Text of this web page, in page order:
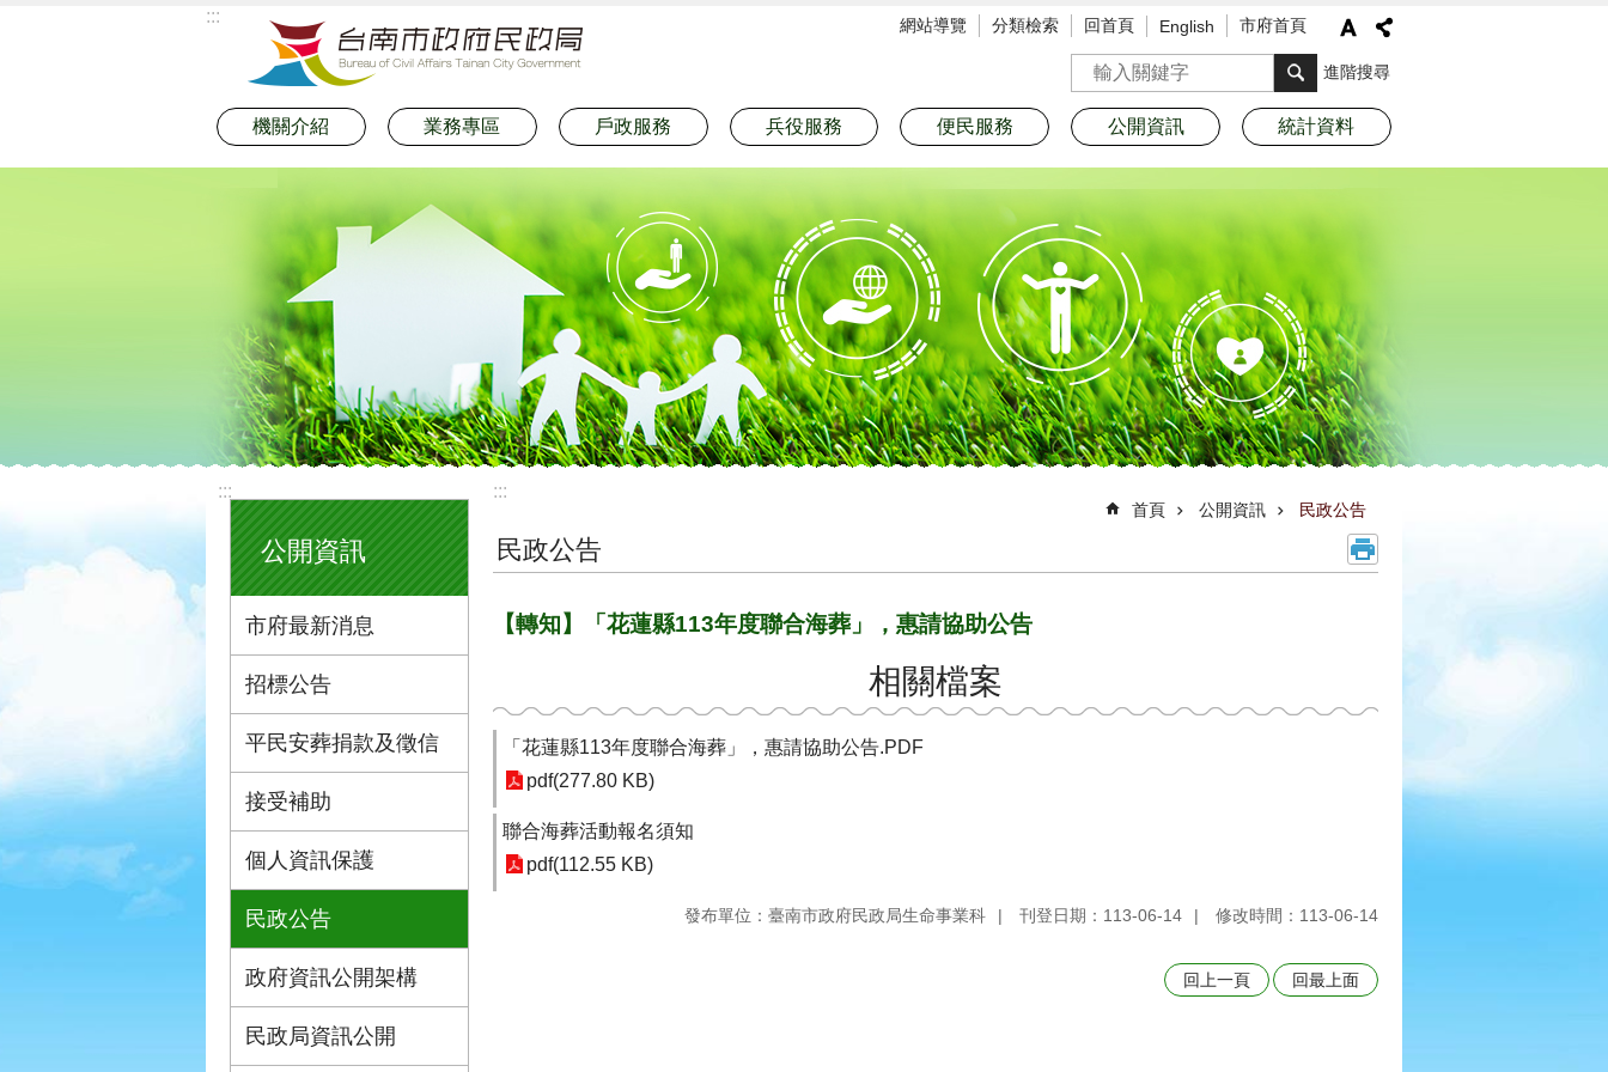
::: 網站導覽 分類檢索 回首頁 English 市府首頁
搜尋 進階搜尋
機關介紹 業務專區 戶政服務 兵役服務 便民服務 公開資訊 統計資料
:::
公開資訊
市府最新消息
招標公告
平民安葬捐款及徵信
接受補助
個人資訊保護
民政公告
政府資訊公開架構
民政局資訊公開
:::
首頁 公開資訊 民政公告
民政公告
【轉知】「花蓮縣113年度聯合海葬」，惠請協助公告
相關檔案
「花蓮縣113年度聯合海葬」，惠請協助公告.PDF
pdf(277.80 KB)
聯合海葬活動報名須知
pdf(112.55 KB)
發布單位：臺南市政府民政局生命事業科 刊登日期：113-06-14 修改時間：113-06-14
回上一頁 回最上面